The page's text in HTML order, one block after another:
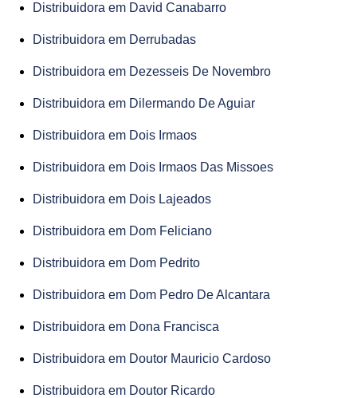
Distribuidora em David Canabarro
Distribuidora em Derrubadas
Distribuidora em Dezesseis De Novembro
Distribuidora em Dilermando De Aguiar
Distribuidora em Dois Irmaos
Distribuidora em Dois Irmaos Das Missoes
Distribuidora em Dois Lajeados
Distribuidora em Dom Feliciano
Distribuidora em Dom Pedrito
Distribuidora em Dom Pedro De Alcantara
Distribuidora em Dona Francisca
Distribuidora em Doutor Mauricio Cardoso
Distribuidora em Doutor Ricardo